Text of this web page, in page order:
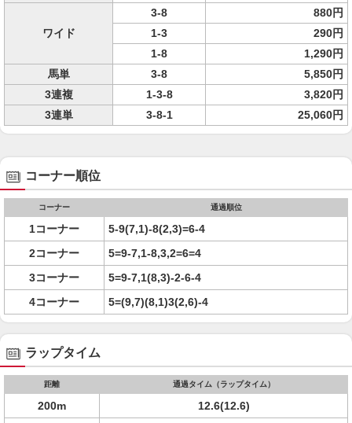
ワイド
3-8
880円
1-3
290円
1-8
1,290円
馬単
3-8
5,850円
3連複
1-3-8
3,820円
3連単
3-8-1 25,060円
コーナー順位
コーナー 通過順位
1コーナー
5-9(7,1)-8(2,3)=6-4
2コーナー
5=9-7,1-8,3,2=6=4
3コーナー
5=9-7,1(8,3)-2-6-4
4コーナー
5=(9,7)(8,1)3(2,6)-4
ラップタイム
距離 通過タイム（ラップタイム）
200m
12.6(12.6)